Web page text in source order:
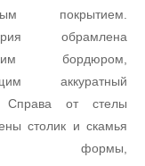
покрытием.
обрамлена
бордюром,
аккуратный
Справа от стелы
столик и скамья
формы,